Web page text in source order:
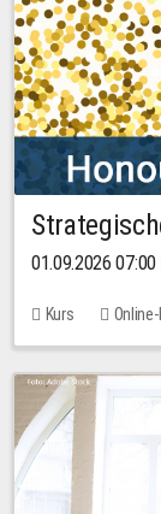
01.09.2026
Kurs